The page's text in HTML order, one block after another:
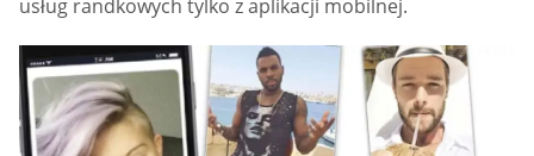
usług randkowych tylko z aplikacji mobilnej.